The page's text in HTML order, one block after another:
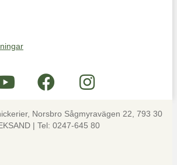
Norsbro Sågmyravägen 22, 793 30
| Tel: 0247-645 80